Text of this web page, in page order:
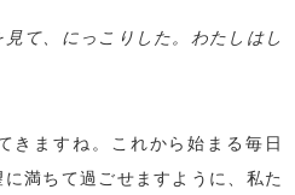
て、にっこりした。わたしはし
きますね。これから始まる毎日
満ちて過ごせますように、私た